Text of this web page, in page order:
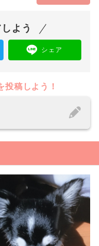
よう
シェア
投稿しよう！